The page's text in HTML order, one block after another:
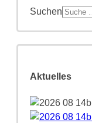
Suchen
Aktuelles